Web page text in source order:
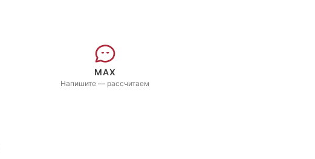
MAX
Напишите — рассчитаем